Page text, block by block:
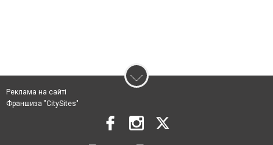
Реклама на сайті
Франшиза "CitySites"